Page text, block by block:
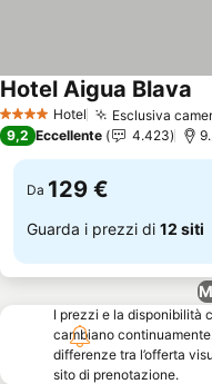
4 Stelle Hotel Esclusiva
Hotel Aigua Blava
9,2 Eccellente 4.423
Da 129 €
Guarda i prezzi di 12 siti
I prezzi e la disponibilità
cambiano
differenze tra l’offerta
sito di prenotazione.